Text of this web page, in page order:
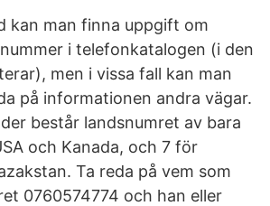
kan man finna uppgift om
i telefonkatalogen (i den
men i vissa fall kan man
på informationen andra vägar.
består landsnumret av bara
och Kanada, och 7 för
Ta reda på vem som
0760574774 och han eller